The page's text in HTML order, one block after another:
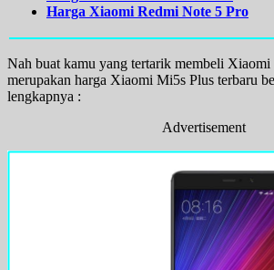
Harga Xiaomi Redmi Note 5 Pro
Nah buat kamu yang tertarik membeli
merupakan harga Xiaomi Mi5s Plus terbaru
lengkapnya :
Advertisement